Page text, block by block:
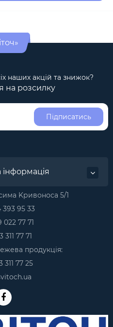
наших акцій та знижок?
на розсилку
Підписатись
інформація
Kривоноса 5/1
393 95 33
022 77 71
311 77 71
продукція:
311 77 25